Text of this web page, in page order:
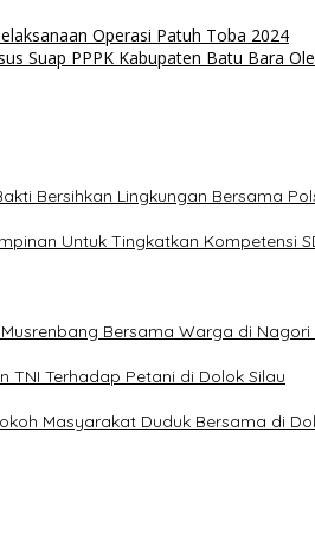
Operasi Patuh Toba 2024
Suap PPPK Kabupaten Batu Bara
Bersihkan Lingkungan Bersama
Untuk Tingkatkan Kompetensi
Bersama Warga di Nagori
TNI Terhadap Petani di Dolok Silau
Masyarakat Duduk Bersama di